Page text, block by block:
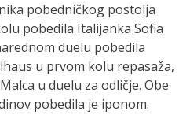
pobedničkog postolja
pobedila Italijanka Sofia
duelu pobedila
u prvom kolu repasaža,
u duelu za odličje. Obe
pobedila je iponom.